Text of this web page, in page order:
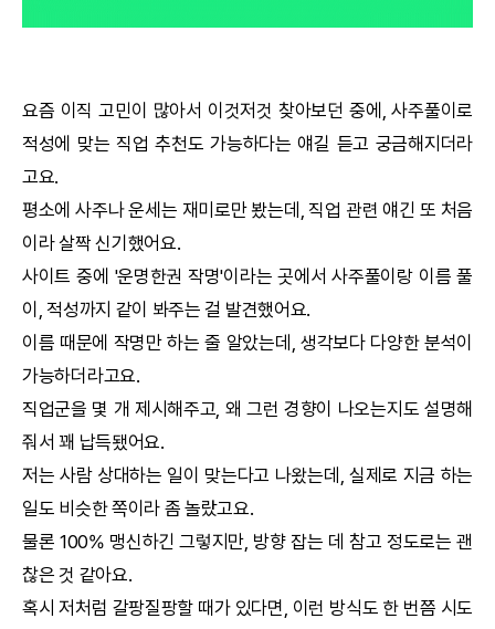
문의사항
요즘 이직 고민이 많아서 이것저것 찾아보던 중에, 사주풀이로
적성에 맞는 직업 추천도 가능하다는 얘길 듣고 궁금해지더라
고요.
평소에 사주나 운세는 재미로만 봤는데, 직업 관련 얘긴 또 처음
이라 살짝 신기했어요.
사이트 중에 '운명한권 작명'이라는 곳에서 사주풀이랑 이름 풀
이, 적성까지 같이 봐주는 걸 발견했어요.
이름 때문에 작명만 하는 줄 알았는데, 생각보다 다양한 분석이
가능하더라고요.
직업군을 몇 개 제시해주고, 왜 그런 경향이 나오는지도 설명해
줘서 꽤 납득됐어요.
저는 사람 상대하는 일이 맞는다고 나왔는데, 실제로 지금 하는
일도 비슷한 쪽이라 좀 놀랐고요.
물론 100% 맹신하긴 그렇지만, 방향 잡는 데 참고 정도로는 괜
찮은 것 같아요.
혹시 저처럼 갈팡질팡할 때가 있다면, 이런 방식도 한 번쯤 시도